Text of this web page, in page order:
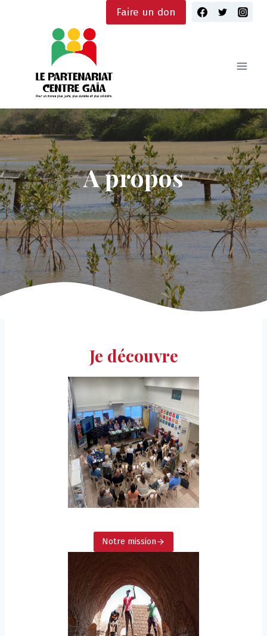
Faire un don
A propos
Je découvre
Notre mission